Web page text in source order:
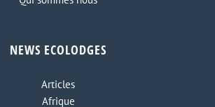
NEWS ECOLODGES
Articles
Afrique